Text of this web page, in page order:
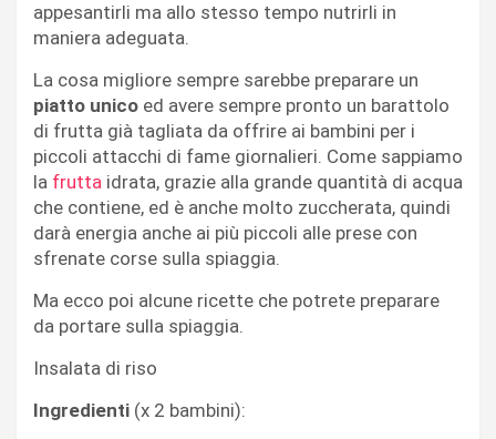
appesantirli ma allo stesso tempo nutrirli in
maniera adeguata.
La cosa migliore sempre sarebbe preparare un
piatto unico ed avere sempre pronto un barattolo
di frutta già tagliata da offrire ai bambini per i
piccoli attacchi di fame giornalieri. Come sappiamo
la frutta idrata, grazie alla grande quantità di acqua
che contiene, ed è anche molto zuccherata, quindi
darà energia anche ai più piccoli alle prese con
sfrenate corse sulla spiaggia.
Ma ecco poi alcune ricette che potrete preparare
da portare sulla spiaggia.
Insalata di riso
Ingredienti (x 2 bambini):